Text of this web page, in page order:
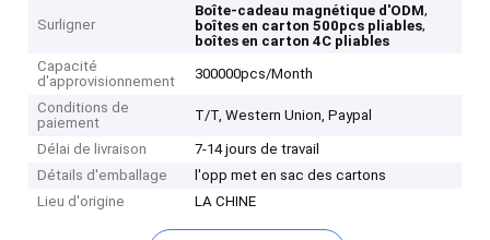
Surligner
Boîte-cadeau magnétique d'ODM,
boîtes en carton 500pcs pliables,
boîtes en carton 4C pliables
Capacité
d'approvisionnement
300000pcs/Month
Conditions de
paiement
T/T, Western Union, Paypal
Délai de livraison
7-14 jours de travail
Détails d'emballage
l'opp met en sac des cartons
Lieu d'origine
LA CHINE